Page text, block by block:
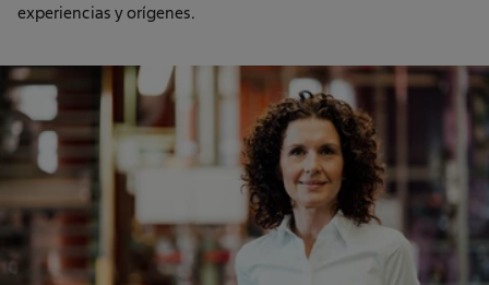
experiencias y orígenes.